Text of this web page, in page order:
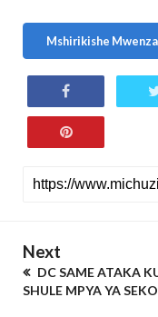
Mshirikishe
Next
DC SAME ATAKA
SHULE MPYA YA